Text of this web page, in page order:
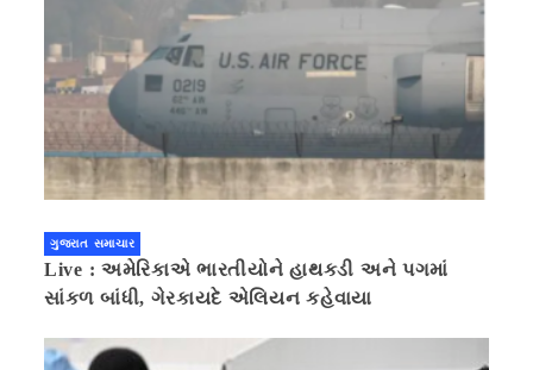
ગુજરાત સમાચાર
Live : અમેરિકાએ ભારતીયોને હાથકડી અને પગમાં
સાંકળ બાંધી, ગેરકાયદે એલિયન કહેવાયા